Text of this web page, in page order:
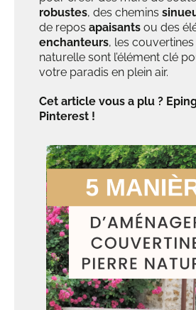
robustes, des chemins
de repos apaisants ou des
enchanteurs, les
naturelle sont l’élément clé
votre paradis en plein air.
Cet article vous a plu ?
Pinterest !